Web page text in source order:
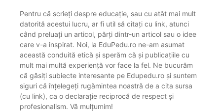
Pentru că scrieți despre educație, sau cu atât mai mult
datorită acestui lucru, ar fi util să citați cu link, atunci
când preluați un articol, părți dintr-un articol sau o idee
care v-a inspirat. Noi, la EduPedu.ro ne-am asumat
această conduită etică și sperăm că și publicațiile cu
mult mai multă experiență vor face la fel. Ne bucurăm
că găsiți subiecte interesante pe Edupedu.ro și suntem
siguri că înțelegeți rugămintea noastră de a cita sursa
(cu link), ca o declarație reciprocă de respect și
profesionalism. Vă mulțumim!